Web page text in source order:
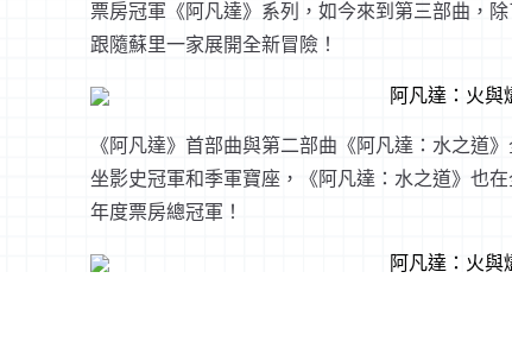
票房冠軍《阿凡達》系列，如今來到第三部曲，
跟隨蘇里一家展開全新冒險！
《阿凡達》首部曲與第二部曲《阿凡達：水之道
坐影史冠軍和季軍寶座，《阿凡達：水之道》也
年度票房總冠軍！